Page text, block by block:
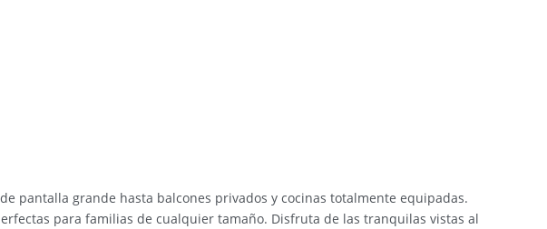
pantalla grande hasta balcones privados y cocinas totalmente equipadas.
para familias de cualquier tamaño. Disfruta de las tranquilas vistas al